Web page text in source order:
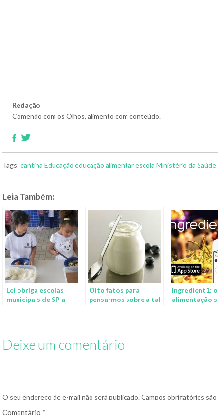
Redação
Comendo com os Olhos, alimento com conteúdo.
Tags: cantina Educação educação alimentarescola Ministério da Saúde
Leia Também:
Lei obriga escolas
municipais de SP a
Oito fatos para
pensarmos sobre a tal
Ingredient1:
alimentação
Deixe um comentário
O seu endereço de e-mail não será publicado. Campos obrigatórios
Comentário *